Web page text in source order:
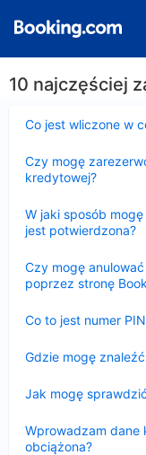
10 najczęściej
Co jest wliczone w
Czy mogę
kredytowej?
W jaki sposób
jest potwierdzona?
Czy mogę
poprzez stronę
Co to jest numer
Gdzie mogę
Jak mogę
Wprowadzam dane
obciążona?